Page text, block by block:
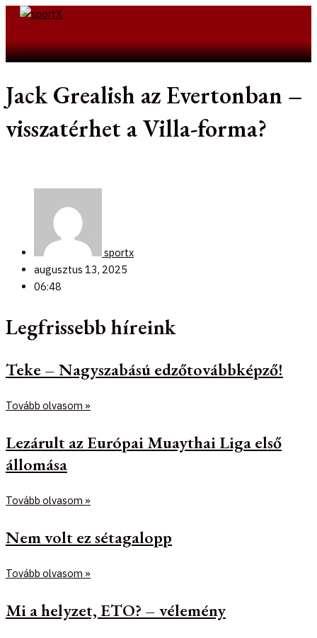
Skip
Jack Grealish az Evertonban –
visszatérhet a Villa-forma?
sportx
augusztus 13, 2025
06:48
Legfrissebb híreink
Teke – Nagyszabású edzőtovábbképző!
Tovább olvasom »
Lezárult az Európai Muaythai Liga első
állomása
Tovább olvasom »
Nem volt ez sétagalopp
Tovább olvasom »
Mi a helyzet, ETO? – vélemény